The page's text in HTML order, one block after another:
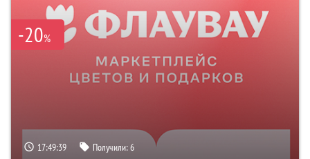
-20%
17:49:38 Получили:6